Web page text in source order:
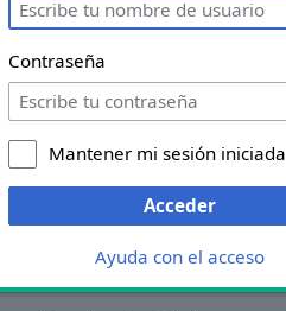
Contraseña
Mantener mi sesión iniciada
Acceder
Ayuda con el acceso